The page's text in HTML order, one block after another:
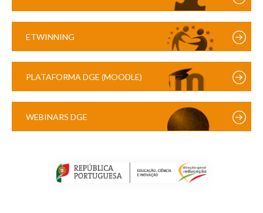
ETWINNING
PLATAFORMA DGE (MOODLE)
WEBINARS DGE